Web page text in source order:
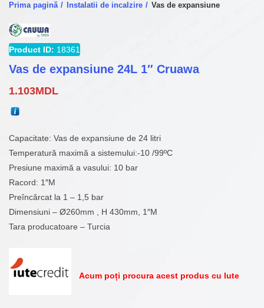
Prima pagină Instalatii de incalzire Vas de expansiune
Product ID: 18361
Vas de expansiune 24L 1″ Cruawa
1.103MDL
Capacitate: Vas de expansiune de 24 litri
Temperatură maximă a sistemului:-10 /99ºC
Presiune maximă a vasului: 10 bar
Racord: 1″M
Preîncărcat la 1 – 1,5 bar
Dimensiuni – Ø260mm , H 430mm, 1″M
Tara producatoare – Turcia
Acum poți procura acest produs cu Iute